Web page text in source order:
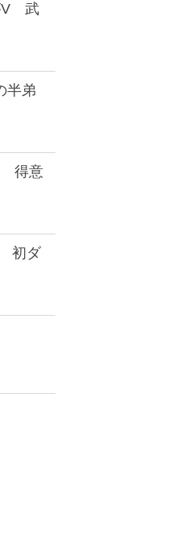
V 武
半弟
得意
初ダ